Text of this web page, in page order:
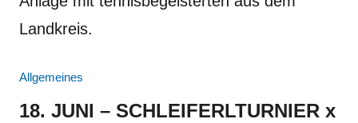
Landkreis.
Allgemeines
18. JUNI – SCHLEIFERLTURNIER x